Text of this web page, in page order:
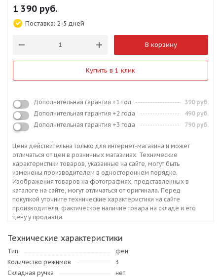
1 390 руб.
Поставка: 2-5 дней
В корзину
Купить в 1 клик
Дополнительная гарантия +1 год
390 руб.
Дополнительная гарантия +2 года
490 руб.
Дополнительная гарантия +3 года
790 руб.
Цена действительна только для интернет-магазина и может
отличаться от цен в розничных магазинах. Технические
характеристики товаров, указанные на сайте, могут быть
изменены производителем в одностороннем порядке.
Изображения товаров на фотографиях, представленных в
каталоге на сайте, могут отличаться от оригинала. Перед
покупкой уточните технические характеристики на сайте
производителя, фактическое наличие товара на складе и его
цену у продавца.
Технические характеристики
Тип
фен
Количество режимов
3
Складная ручка
нет